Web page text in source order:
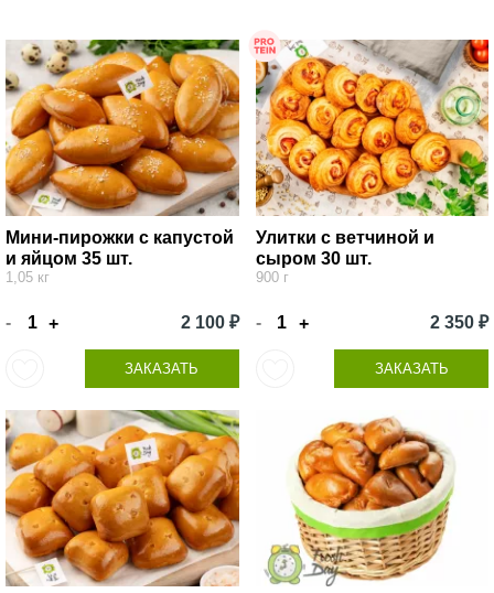
Мини-пирожки с капустой
и яйцом 35 шт.
1,05 кг
- + 2 100 ₽
ЗАКАЗАТЬ
Улитки с ветчиной и
сыром 30 шт.
900 г
- + 2 350 ₽
ЗАКАЗАТЬ